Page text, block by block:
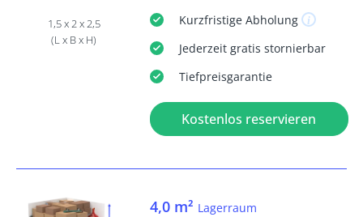
1,5 x 2 x 2,5
(L x B x H)
KurzfristigeAbholung
Jederzeit gratis stornierbar
Tiefpreisgarantie
Kostenlos reservieren
4,0 m² Lagerraum